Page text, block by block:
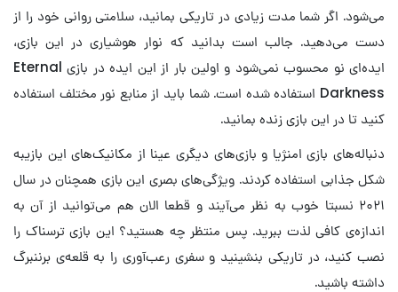
می‌شود. اگر شما مدت زیادی در تاریکی بمانید، سلامتی روانی خود را از
دست می‌دهید. جالب است بدانید که نوار هوشیاری در این بازی،
ایده‌ای نو محسوب نمی‌شود و اولین بار از این ایده در بازی Eternal
Darkness استفاده شده است. شما باید از منابع نور مختلف استفاده
کنید تا در این بازی زنده بمانید.
دنباله‌های بازی امنژیا و بازی‌های دیگری عینا از مکانیک‌های این بازیبه
شکل جذابی استفاده کردند. ویژگی‌های بصری این بازی همچنان در سال
۲۰۲۱ نسبتا خوب به نظر می‌آیند و قطعا الان هم می‌توانید از آن به
اندازه‌ی کافی لذت ببرید. پس منتظر چه هستید؟ این بازی ترسناک را
نصب کنید، در تاریکی بنشینید و سفری رعب‌آوری را به قلعه‌ی برننبرگ
داشته باشید.